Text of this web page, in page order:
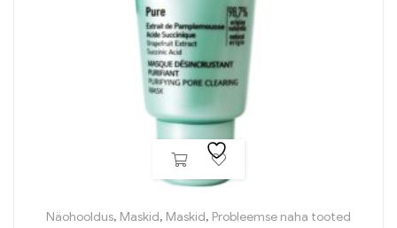
Näohooldus, Maskid, Maskid, Probleemse naha tooted